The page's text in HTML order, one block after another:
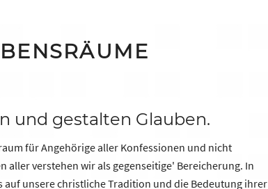
und gestalten Glauben.
für Angehörige aller Konfessionen und nicht
aller verstehen wir als gegenseitige' Bereicherung. In
unsere christliche Tradition und die Bedeutung ihrer